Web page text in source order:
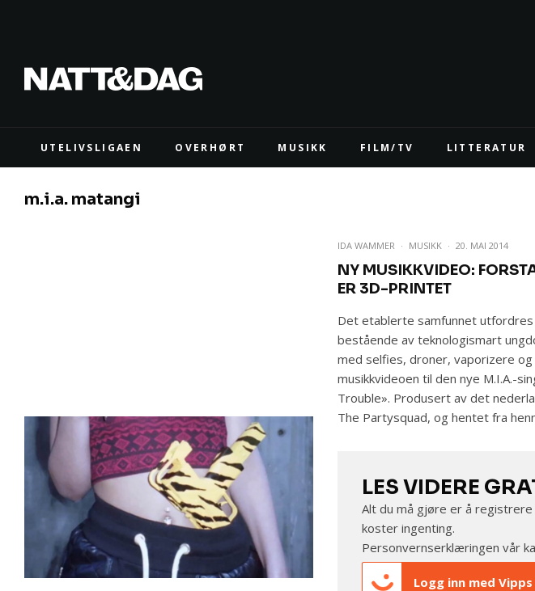
UTELIVSLIGAEN OVERHØRT MUSIKK FILM/TV LITTERATUR
m.i.a. matangi
IDA WAMMER · MUSIKK · 20. MAI 2014
NY MUSIKKVIDEO:
ER 3D-PRINTET
Det etablerte samfunnet
bestående av teknologismart
med selfies, droner, vaporizere
musikkvideoen til den nye M.I.A.-
Trouble». Produsert av det
The Partysquad, og hentet fra
LES VIDERE
Alt du må gjøre er å
koster ingenting.
Personvernserklæringen vår
Logg inn med Vipps